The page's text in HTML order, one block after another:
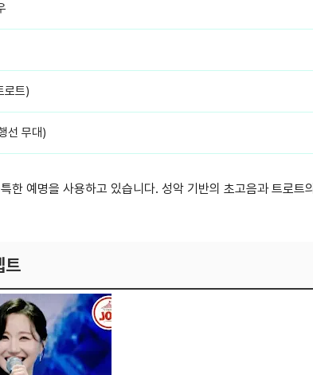
로트)
선 무대)
한 예명을 사용하고 있습니다. 성악 기반의 초고음과 트로트의
트